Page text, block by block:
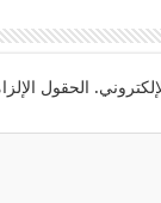
الحقول